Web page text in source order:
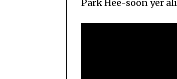
Park Hee-soon yer